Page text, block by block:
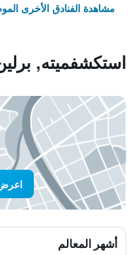
مشاهدة الفنادق الأخرى
استكشفميته,
أشهر المعالم